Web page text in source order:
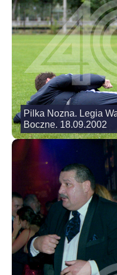
Pilka Nozna. Legia
Boczne. 18.09.2002